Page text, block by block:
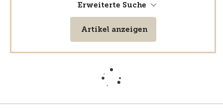
Erweiterte Suche
Artikel anzeigen